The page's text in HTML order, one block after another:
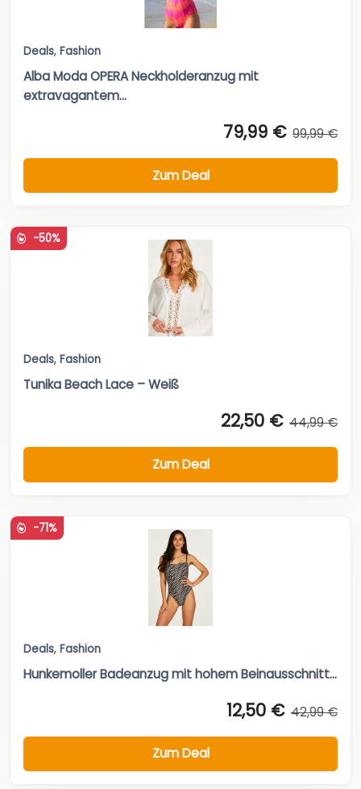
Deals, Fashion
Alba Moda OPERA Neckholderanzug mit
extravagantem...
79,99 € 99,99 €
Zum Deal
-50%
Deals, Fashion
Tunika Beach Lace – Weiß
22,50 € 44,99 €
Zum Deal
-71%
Deals, Fashion
Hunkemoller Badeanzug mit hohem Beinausschnitt...
12,50 € 42,99 €
Zum Deal